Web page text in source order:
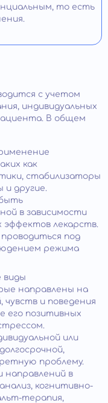
то есть
с учетом
индивидуальных
В общем
как
стабилизаторы
и другие.
в зависимости
лекарств.
под
режима
виды
направлены на
и поведения
его позитивных
или
проблему.
в
когнитивно-
терапия,